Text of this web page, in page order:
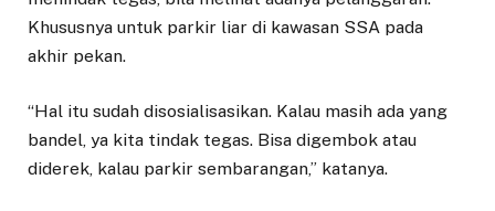
Khususnya untuk parkir liar di kawasan SSA pada
akhir pekan.
“Hal itu sudah disosialisasikan. Kalau masih ada yang
bandel, ya kita tindak tegas. Bisa digembok atau
diderek, kalau parkir sembarangan,” katanya.